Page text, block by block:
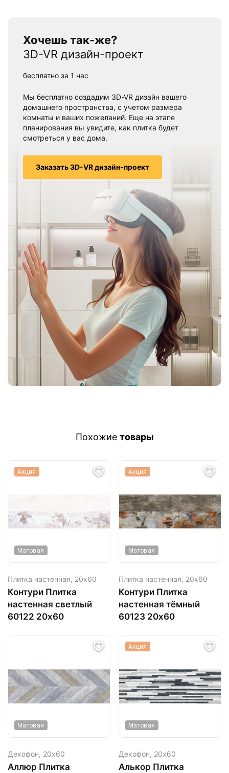
Хочешь так-же?
3D-VR дизайн-проект
бесплатно за 1 час
Мы бесплатно создадим 3D-VR дизайн вашего
домашнего пространства, с учетом размера
комнаты и ваших пожеланий. Еще на этапе
планирования вы увидите, как плитка будет
смотреться у вас дома.
Заказать 3D-VR дизайн-проект
Похожие товары
Акция
Матовая
Плитка настенная, 20х60
Контури Плитка
настенная светлый
60122 20х60
Акция
Матовая
Плитка настенная, 20х60
Контури Плитка
настенная тёмный
60123 20х60
Матовая
Декофон, 20х60
Аллюр Плитка
Акция
Матовая
Декофон, 20х60
Алькор Плитка